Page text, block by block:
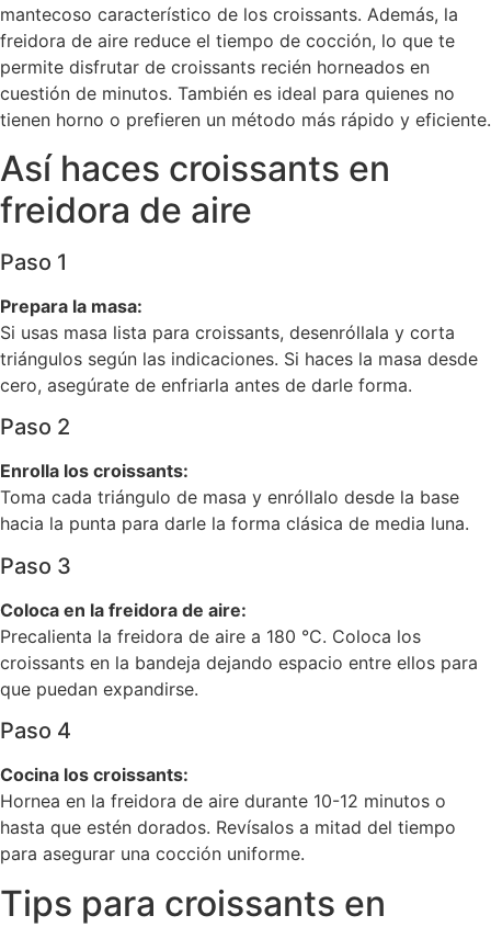
mantecoso característico de los croissants. Además, la
freidora de aire reduce el tiempo de cocción, lo que te
permite disfrutar de croissants recién horneados en
cuestión de minutos. También es ideal para quienes no
tienen horno o prefieren un método más rápido y eficiente.
Así haces croissants en
freidora de aire
Paso 1
Prepara la masa:
Si usas masa lista para croissants, desenróllala y corta
triángulos según las indicaciones. Si haces la masa desde
cero, asegúrate de enfriarla antes de darle forma.
Paso 2
Enrolla los croissants:
Toma cada triángulo de masa y enróllalo desde la base
hacia la punta para darle la forma clásica de media luna.
Paso 3
Coloca en la freidora de aire:
Precalienta la freidora de aire a 180 °C. Coloca los
croissants en la bandeja dejando espacio entre ellos para
que puedan expandirse.
Paso 4
Cocina los croissants:
Hornea en la freidora de aire durante 10-12 minutos o
hasta que estén dorados. Revísalos a mitad del tiempo
para asegurar una cocción uniforme.
Tips para croissants en